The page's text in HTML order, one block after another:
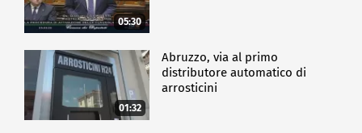
del prodotto nasce proprio dall'accostamento tra
due parole che sembravano inconciliabili: pasta e
"Il premio lo dimostra: molto bene. Al nostro stand
c'è un continuo assalto alla diligenza perché vedere
'zero carboidrati' associato alla pasta suscita grande
curiosità. Sin dall'apertura della fiera, c'è gente che
05:30
01:32
Abruzzo, via al primo
distributore automatico di
arrosticini